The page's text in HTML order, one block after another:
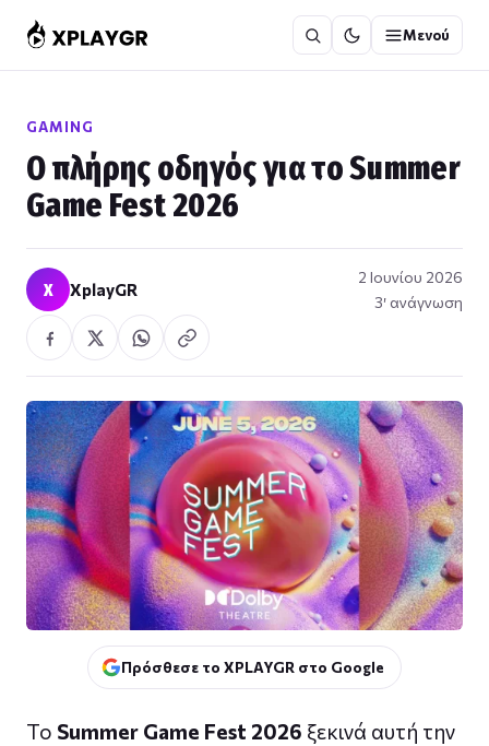
στο
περιεχόμενο
Μενού
GAMING
Ο πλήρης οδηγός για το Summer
Game Fest 2026
X XplayGR
2 Ιουνίου 2026
3′ ανάγνωση
Πρόσθεσε το XPLAYGR στο Google
Το Summer Game Fest 2026 ξεκινά αυτή την